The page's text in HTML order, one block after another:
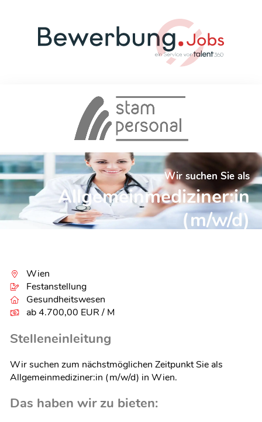
Wir suchen Sie als
Allgemeinmediziner:in
(m/w/d)
Wien
Festanstellung
Gesundheitswesen
ab 4.700,00 EUR / M
Stelleneinleitung
Wir suchen zum nächstmöglichen Zeitpunkt Sie als
Allgemeinmediziner:in (m/w/d) in Wien.
Das haben wir zu bieten: